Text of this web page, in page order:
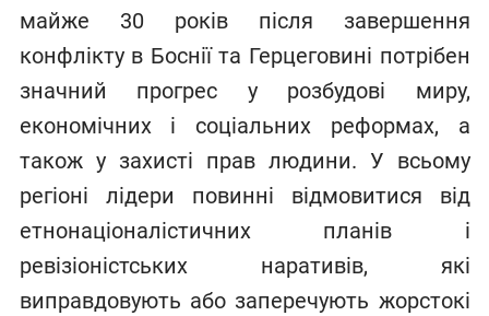
майже 30 років після завершення
конфлікту в Боснії та Герцеговині потрібен
значний прогрес у розбудові миру,
економічних і соціальних реформах, а
також у захисті прав людини. У всьому
регіоні лідери повинні відмовитися від
етнонаціоналістичних планів і
ревізіоністських наративів, які
виправдовують або заперечують жорстокі